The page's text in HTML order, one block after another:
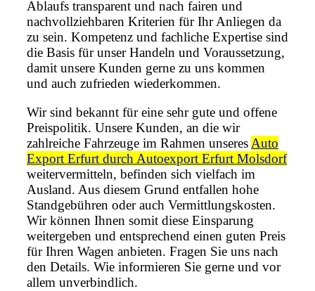
Ablaufs transparent und nach fairen und
nachvollziehbaren Kriterien für Ihr Anliegen da
zu sein. Kompetenz und fachliche Expertise sind
die Basis für unser Handeln und Voraussetzung,
damit unsere Kunden gerne zu uns kommen
und auch zufrieden wiederkommen.
Wir sind bekannt für eine sehr gute und offene
Preispolitik. Unsere Kunden, an die wir
zahlreiche Fahrzeuge im Rahmen unseres Auto
Export Erfurt durch Autoexport Erfurt Molsdorf
weitervermitteln, befinden sich vielfach im
Ausland. Aus diesem Grund entfallen hohe
Standgebühren oder auch Vermittlungskosten.
Wir können Ihnen somit diese Einsparung
weitergeben und entsprechend einen guten Preis
für Ihren Wagen anbieten. Fragen Sie uns nach
den Details. Wie informieren Sie gerne und vor
allem unverbindlich.